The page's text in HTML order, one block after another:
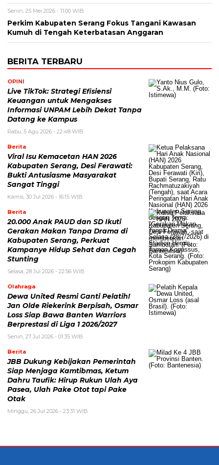
Senin, 25 Mei 2026 - 11:00 WIB
Perkim Kabupaten Serang Fokus Tangani Kawasan
Kumuh di Tengah Keterbatasan Anggaran
BERITA TERBARU
OPINI
Live TikTok: Strategi Efisiensi
Keuangan untuk Mengakses
Informasi UNPAM Lebih Dekat Tanpa
Datang ke Kampus
Rabu, 5 Agu 2026 - 22:48 WIB
Berita
Viral Isu Kemacetan HAN 2026
Kabupaten Serang, Desi Ferawati:
Bukti Antusiasme Masyarakat
Sangat Tinggi
Kamis, 30 Jul 2026 - 16:15 WIB
Berita
20.000 Anak PAUD dan SD Ikuti
Gerakan Makan Tanpa Drama di
Kabupaten Serang, Perkuat
Kampanye Hidup Sehat dan Cegah
Stunting
Selasa, 28 Jul 2026 - 22:56 WIB
Olahraga
Dewa United Resmi Ganti Pelatih!
Jan Olde Riekerink Berpisah, Osmar
Loss Siap Bawa Banten Warriors
Berprestasi di Liga 1 2026/2027
Senin, 27 Jul 2026 - 01:35 WIB
Berita
JBB Dukung Kebijakan Pemerintah
Siap Menjaga Kamtibmas, Ketum
Dahru Taufik: Hirup Rukun Ulah Aya
Pasea, Ulah Pake Otot tapi Pake
Otak
Minggu, 26 Jul 2026 - 23:31 WIB